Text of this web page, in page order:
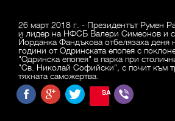
26 март 2018 г. - Президентът Румен
и лидер на НФСБ Валери Симеонов и
Йорданка Фандъкова отбелязаха деня
години от Одринската епопея с
"Одринска епопея" в парка при
"Св. Николай Софийски", с почит към
тяхната саможертва.
SAVE